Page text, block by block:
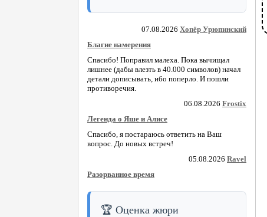
07.08.2026 Хопёр Урюпинский
Благие намерения
Спасибо! Поправил малеха. Пока вычищал
лишнее (дабы влезть в 40.000 символов) начал
детали дописывать, ибо поперло. И пошли
противоречия.
06.08.2026 Frostix
Легенда о Яше и Алисе
Спасибо, я постараюсь ответить на Ваш
вопрос. До новых встреч!
05.08.2026 Ravel
Разорванное время
🏆 Оценка жюри